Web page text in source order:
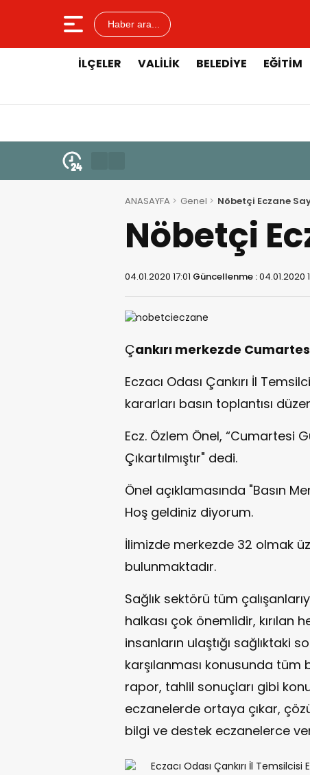
Haber ara...
İLÇELER VALILIK BELEDIYE EĞITIM
ANASAYFA Genel Nöbetçi Eczane
Nöbetçi
04.01.2020 17:01 Güncellenme :04.01.2020
Çankırı merkezde
Eczacı Odası Çankırı İl
kararları basın toplantısı
Ecz. Özlem Önel, “Cumartesi
Çıkartılmıştır" dedi.
Önel açıklamasında "Basın
Hoş geldiniz diyorum.
İlimizde merkezde 32 olmak
bulunmaktadır.
Sağlık sektörü tüm
halkası çok önemlidir, kırılan
insanların ulaştığı sağlıktaki
karşılanması konusunda
rapor, tahlil sonuçları gibi
eczanelerde ortaya çıkar,
bilgi ve destek eczanelerce